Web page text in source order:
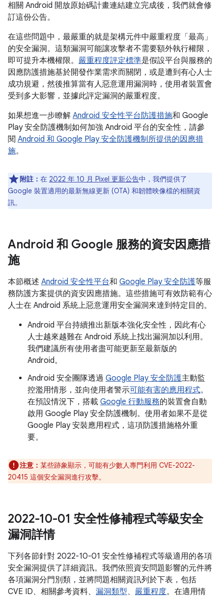
相關 Android 開放原始碼計畫連結建立完成後，我們就會修
訂這份公告。
在這些問題中，最嚴重的就是架構元件中嚴重程度「最高」
的安全漏洞。這類漏洞可能讓攻擊者不需要額外執行權限，
即可提升本機權限。 嚴重程度評定標準是假設平台與服務的
因應防護措施基於開發作業需求而關閉，或是遭到有心人士
成功規避，然後推算當有人惡意運用漏洞時，使用者裝置會
受到多大影響，並據此評定漏洞的嚴重程度。
如果想進一步瞭解 Android 安全性平台防護措施和 Google
Play 安全防護機制如何加強 Android 平台的安全性，請參
閱 Android 和 Google Play 安全防護機制所提供的因應措
施。
附註： 在 2022 年 10 月 Pixel 更新公告中，我們提供了
Google 裝置適用的最新無線更新 (OTA) 和韌體映像檔的相關資
訊。
Android 和 Google 服務的資安因應措
施
本節概述 Android 安全性平台和 Google Play 安全防護等服
務防護方案提供的資安因應措施。這些措施可有效防範有心
人士在 Android 系統上惡意運用安全漏洞來達到特定目的。
Android 平台持續推出新版本強化安全性，因此有心
人士越來越難在 Android 系統上找出漏洞加以利用。
我們建議所有使用者盡可能更新至最新版的
Android。
Android 安全團隊透過 Google Play 安全防護主動監
控濫用情形，並向使用者警示可能有害的應用程式。
在預設情況下，搭載 Google 行動服務的裝置會自動
啟用 Google Play 安全防護機制。使用者如果不是從
Google Play 安裝應用程式，這項防護措施格外重
要。
注意： 某些跡象顯示，可能有少數人專門利用 CVE-2022-
20415 這個安全漏洞進行攻擊。
2022-10-01 安全性修補程式等級安全
漏洞詳情
下列各節針對 2022-10-01 安全性修補程式等級適用的各項
安全漏洞提供了詳細資訊。我們依照資安問題影響的元件將
各項漏洞分門別類，並將問題相關資訊列於下表，包括
CVE ID、相關參考資料、 漏洞類型、 嚴重程度。在適用情